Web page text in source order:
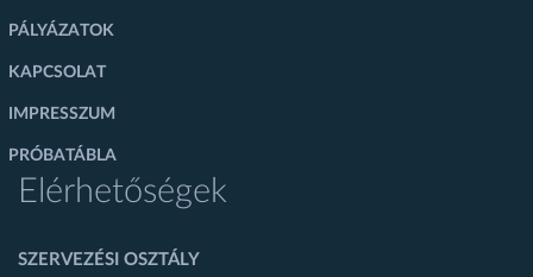
PÁLYÁZATOK
KAPCSOLAT
IMPRESSZUM
PRÓBATÁBLA
Elérhetőségek
SZERVEZÉSI OSZTÁLY